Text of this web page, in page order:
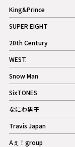
King&Prince
記事
SUPER EIGHT
記事
20th Century
記事
WEST.
記事
Snow Man
記事
ギャラリー
SixTONES
記事
ギャラリー
なにわ男子
記事
Travis Japan
記事
Aぇ！group